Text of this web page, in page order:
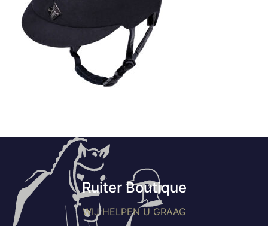
Ruiter Boutique
WIJ HELPEN U GRAAG